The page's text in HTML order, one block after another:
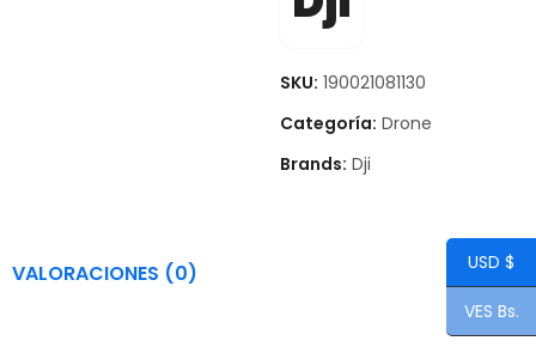
SKU: 190021081130
Categoría: Drone
Brands: Dji
VALORACIONES (0) USD $
VES Bs.